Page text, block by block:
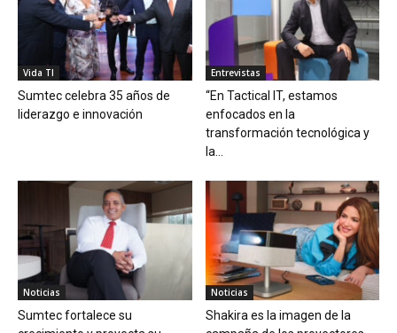
Vida TI
Sumtec celebra 35 años de
liderazgo e innovación
Entrevistas
“En Tactical IT, estamos
enfocados en la
transformación tecnológica y
la...
Noticias
Sumtec fortalece su
Noticias
Shakira es la imagen de la